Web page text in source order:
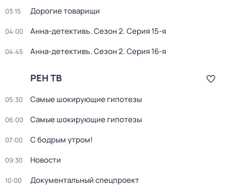
03:15 Дорогие товарищи
04:00 Анна-детективъ. Сезон 2. Серия 15-я
04:45 Анна-детективъ. Сезон 2. Серия 16-я
РЕН ТВ
05:30 Самые шoкиpующие гипотезы
06:00 Самые шoкиpующие гипотезы
07:00 С бодрым утром!
09:30 Новости
10:00 Документальный спецпроект